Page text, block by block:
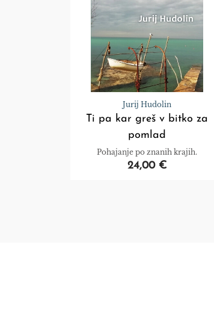
Jurij Hudolin
Ti pa kar greš v bitko za
pomlad
Pohajanje po znanih krajih.
24,00 €